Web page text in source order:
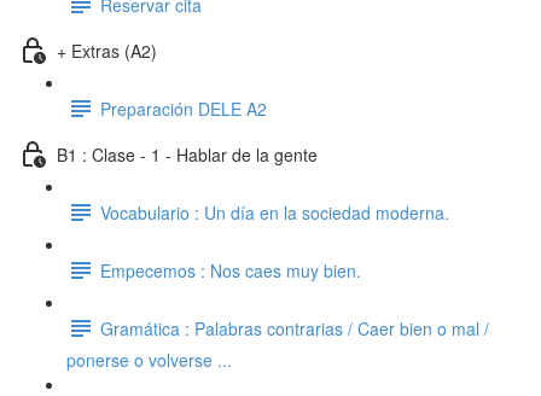
+ Extras (A2)
Preparación DELE A2
B1 : Clase - 1 - Hablar de la gente
Vocabulario : Un día en la sociedad moderna.
Empecemos : Nos caes muy bien.
Gramática : Palabras contrarias / Caer bien o mal /
ponerse o volverse ...